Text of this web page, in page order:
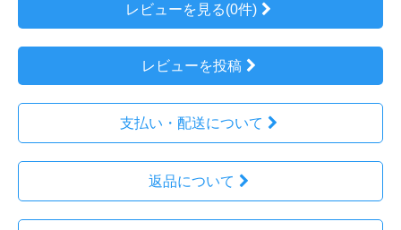
レビューを見る(0件)
レビューを投稿
支払い・配送について
返品について